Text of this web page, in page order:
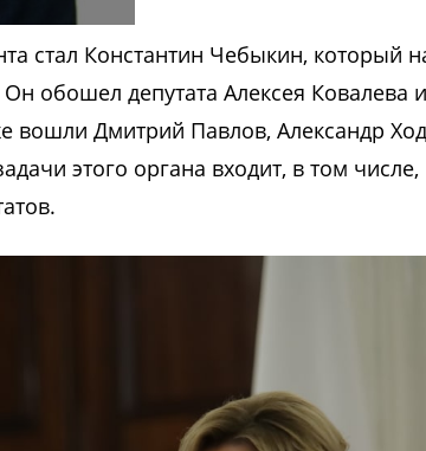
стал Константин Чебыкин, который
обошел депутата Алексея Ковалева
вошли Дмитрий Павлов, Александр
этого органа входит, в том числе,